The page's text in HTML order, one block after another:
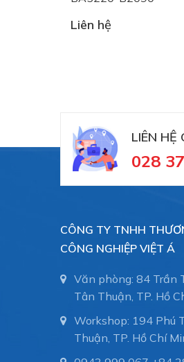
Liên hệ
LIÊN HỆ
028
CÔNG TY TNHH
CÔNG NGHIỆP VIỆT Á
Văn phòng: 84 Trần
Tân Thuận, TP. Hồ
Workshop: 194 Phú
Thuận, TP. Hồ Chí